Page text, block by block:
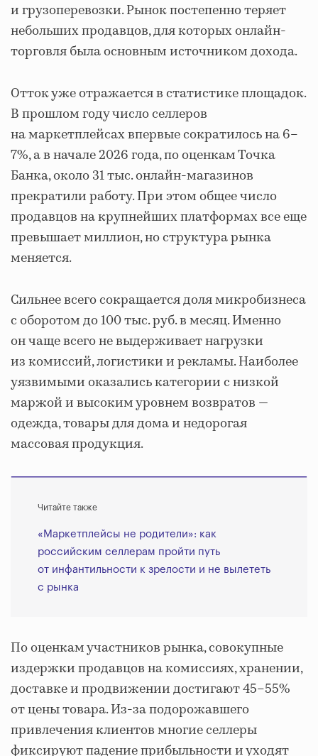
и грузоперевозки. Рынок постепенно теряет
небольших продавцов, для которых онлайн-
торговля была основным источником дохода.
Отток уже отражается в статистике площадок.
В прошлом году число селлеров
на маркетплейсах впервые сократилось на 6–
7%, а в начале 2026 года, по оценкам Точка
Банка, около 31 тыс. онлайн-магазинов
прекратили работу. При этом общее число
продавцов на крупнейших платформах все еще
превышает миллион, но структура рынка
меняется.
Сильнее всего сокращается доля микробизнеса
с оборотом до 100 тыс. руб. в месяц. Именно
он чаще всего не выдерживает нагрузки
из комиссий, логистики и рекламы. Наиболее
уязвимыми оказались категории с низкой
маржой и высоким уровнем возвратов —
одежда, товары для дома и недорогая
массовая продукция.
Читайте также
«Маркетплейсы не родители»: как
российским селлерам пройти путь
от инфантильности к зрелости и не вылететь
с рынка
По оценкам участников рынка, совокупные
издержки продавцов на комиссиях, хранении,
доставке и продвижении достигают 45–55%
от цены товара. Из-за подорожавшего
привлечения клиентов многие селлеры
фиксируют падение прибыльности и уходят